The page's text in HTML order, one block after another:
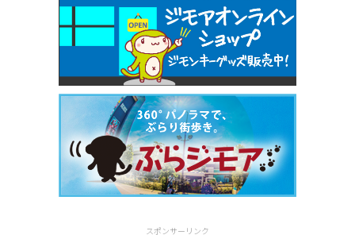
スポンサーリンク